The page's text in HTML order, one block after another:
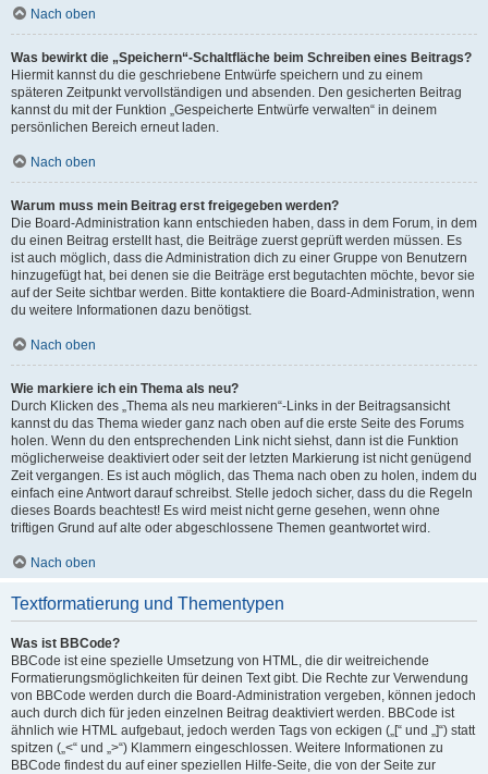
Nach oben
Was bewirkt die „Speichern“-Schaltfläche beim Schreiben eines Beitrags?
Hiermit kannst du die geschriebene Entwürfe speichern und zu einem
späteren Zeitpunkt vervollständigen und absenden. Den gesicherten Beitrag
kannst du mit der Funktion „Gespeicherte Entwürfe verwalten“ in deinem
persönlichen Bereich erneut laden.
Nach oben
Warum muss mein Beitrag erst freigegeben werden?
Die Board-Administration kann entschieden haben, dass in dem Forum, in dem
du einen Beitrag erstellt hast, die Beiträge zuerst geprüft werden müssen. Es
ist auch möglich, dass die Administration dich zu einer Gruppe von Benutzern
hinzugefügt hat, bei denen sie die Beiträge erst begutachten möchte, bevor sie
auf der Seite sichtbar werden. Bitte kontaktiere die Board-Administration, wenn
du weitere Informationen dazu benötigst.
Nach oben
Wie markiere ich ein Thema als neu?
Durch Klicken des „Thema als neu markieren“-Links in der Beitragsansicht
kannst du das Thema wieder ganz nach oben auf die erste Seite des Forums
holen. Wenn du den entsprechenden Link nicht siehst, dann ist die Funktion
möglicherweise deaktiviert oder seit der letzten Markierung ist nicht genügend
Zeit vergangen. Es ist auch möglich, das Thema nach oben zu holen, indem du
einfach eine Antwort darauf schreibst. Stelle jedoch sicher, dass du die Regeln
dieses Boards beachtest! Es wird meist nicht gerne gesehen, wenn ohne
triftigen Grund auf alte oder abgeschlossene Themen geantwortet wird.
Nach oben
Textformatierung und Thementypen
Was ist BBCode?
BBCode ist eine spezielle Umsetzung von HTML, die dir weitreichende
Formatierungsmöglichkeiten für deinen Text gibt. Die Rechte zur Verwendung
von BBCode werden durch die Board-Administration vergeben, können jedoch
auch durch dich für jeden einzelnen Beitrag deaktiviert werden. BBCode ist
ähnlich wie HTML aufgebaut, jedoch werden Tags von eckigen („[“ und „]“) statt
spitzen („<“ und „>“) Klammern eingeschlossen. Weitere Informationen zu
BBCode findest du auf einer speziellen Hilfe-Seite, die von der Seite zur